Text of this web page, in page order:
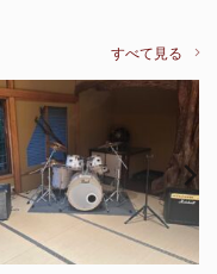
すべて見る